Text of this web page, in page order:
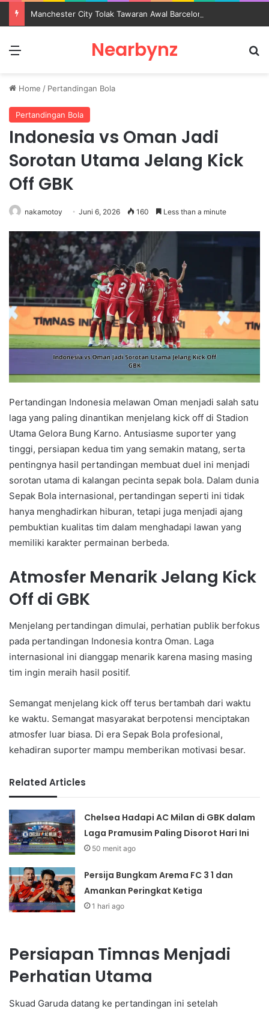
Nearbynz
Home / Pertandingan Bola
Pertandingan Bola
Indonesia vs Oman Jadi
Sorotan Utama Jelang Kick
Off GBK
nakamotoy Juni 6, 2026 160 Less than a minute
Pertandingan Indonesia melawan Oman menjadi salah satu
laga yang paling dinantikan menjelang kick off di Stadion
Utama Gelora Bung Karno. Antusiasme suporter yang
tinggi, persiapan kedua tim yang semakin matang, serta
pentingnya hasil pertandingan membuat duel ini menjadi
sorotan utama di kalangan pecinta sepak bola. Dalam dunia
Sepak Bola internasional, pertandingan seperti ini tidak
hanya menghadirkan hiburan, tetapi juga menjadi ajang
pembuktian kualitas tim dalam menghadapi lawan yang
memiliki karakter permainan berbeda.
Atmosfer Menarik Jelang Kick
Off di GBK
Menjelang pertandingan dimulai, perhatian publik berfokus
pada pertandingan Indonesia kontra Oman. Laga
internasional ini dianggap menarik karena masing masing
tim ingin meraih hasil positif.
Semangat menjelang kick off terus bertambah dari waktu
ke waktu. Semangat masyarakat berpotensi menciptakan
atmosfer luar biasa. Di era Sepak Bola profesional,
kehadiran suporter mampu memberikan motivasi besar.
Related Articles
Chelsea Hadapi AC Milan di GBK dalam
Laga Pramusim Paling Disorot Hari Ini
50 menit ago
Persija Bungkam Arema FC 3 1 dan
Amankan Peringkat Ketiga
1 hari ago
Persiapan Timnas Menjadi
Perhatian Utama
Skuad Garuda datang ke pertandingan ini setelah